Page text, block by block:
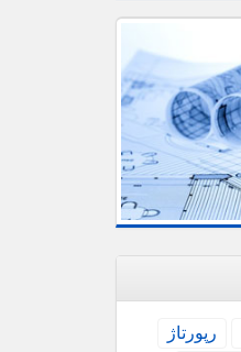
رپورتاژ